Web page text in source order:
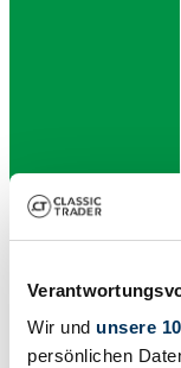
Wir und unsere
persönlichen